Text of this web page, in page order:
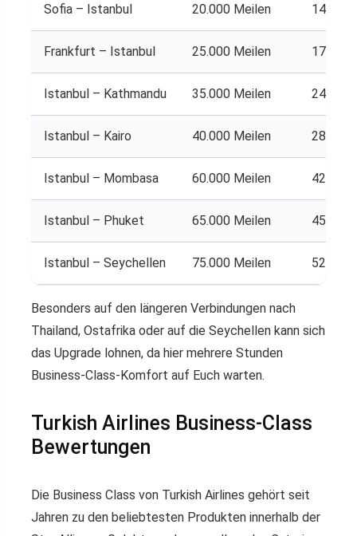
Sofia – Istanbul 20.000 Meilen 14.000
Frankfurt – Istanbul 25.000 Meilen 17.500
Istanbul – Kathmandu 35.000 Meilen 24.500
Istanbul – Kairo 40.000 Meilen 28.000
Istanbul – Mombasa 60.000 Meilen 42.000
Istanbul – Phuket 65.000 Meilen 45.500
Istanbul – Seychellen 75.000 Meilen 52.500
Besonders auf den längeren Verbindungen nach
Thailand, Ostafrika oder auf die Seychellen kann sich
das Upgrade lohnen, da hier mehrere Stunden
Business-Class-Komfort auf Euch warten.
Turkish Airlines Business-Class
Bewertungen
Die Business Class von Turkish Airlines gehört seit
Jahren zu den beliebtesten Produkten innerhalb der